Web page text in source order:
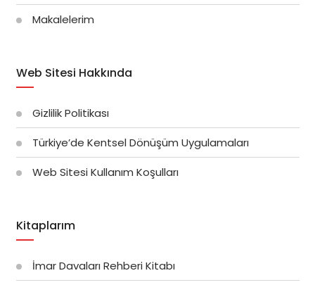
Makalelerim
Web Sitesi Hakkında
Gizlilik Politikası
Türkiye’de Kentsel Dönüşüm Uygulamaları
Web Sitesi Kullanım Koşulları
Kitaplarım
İmar Davaları Rehberi Kitabı